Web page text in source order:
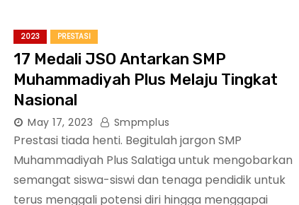
2023 PRESTASI
17 Medali JSO Antarkan SMP
Muhammadiyah Plus Melaju Tingkat
Nasional
May 17, 2023 Smpmplus
Prestasi tiada henti. Begitulah jargon SMP
Muhammadiyah Plus Salatiga untuk mengobarkan
semangat siswa-siswi dan tenaga pendidik untuk
terus menggali potensi diri hingga menggapai